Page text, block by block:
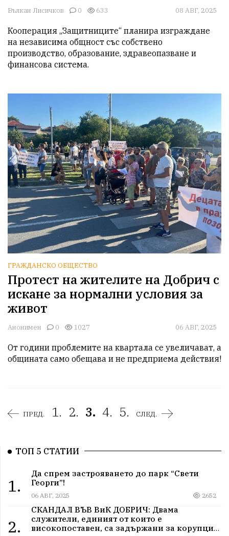
Вълкан Лисичков 0 633 08 АВГ, 2025
Кооперация „Защитниците“ планира изграждане
на независима общност със собствено
производство, образование, здравеопазване и
финансова система.
ГРАЖДАНСКО ОБЩЕСТВО
Протест на жителите на Добрич с
искане за нормални условия за
живот
Анонимен 0 1027 06 АВГ, 2025
От години проблемите на квартала се увеличават, а
общината само обещава и не предприема действия!
ПРЕД. 1. 2. 3. 4. 5. СЛЕД.
ТОП 5 СТАТИИ
1.
Да спрем застрояването до парк “Свети
Георги”!
06 АВГ, 2025 2652
2.
СКАНДАЛ ВЪВ ВиК ДОБРИЧ: Двама
служители, единият от които е
високопоставен, са задържани за корупция